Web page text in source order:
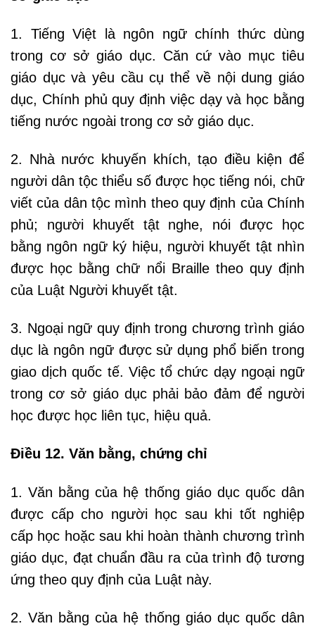
1. Tiếng Việt là ngôn ngữ chính thức dùng
trong cơ sở giáo dục. Căn cứ vào mục tiêu
giáo dục và yêu cầu cụ thể về nội dung giáo
dục, Chính phủ quy định việc dạy và học bằng
tiếng nước ngoài trong cơ sở giáo dục.
2. Nhà nước khuyến khích, tạo điều kiện để
người dân tộc thiểu số được học tiếng nói, chữ
viết của dân tộc mình theo quy định của Chính
phủ; người khuyết tật nghe, nói được học
bằng ngôn ngữ ký hiệu, người khuyết tật nhìn
được học bằng chữ nổi Braille theo quy định
của Luật Người khuyết tật.
3. Ngoại ngữ quy định trong chương trình giáo
dục là ngôn ngữ được sử dụng phổ biến trong
giao dịch quốc tế. Việc tổ chức dạy ngoại ngữ
trong cơ sở giáo dục phải bảo đảm để người
học được học liên tục, hiệu quả.
Điều 12. Văn bằng, chứng chỉ
1. Văn bằng của hệ thống giáo dục quốc dân
được cấp cho người học sau khi tốt nghiệp
cấp học hoặc sau khi hoàn thành chương trình
giáo dục, đạt chuẩn đầu ra của trình độ tương
ứng theo quy định của Luật này.
2. Văn bằng của hệ thống giáo dục quốc dân